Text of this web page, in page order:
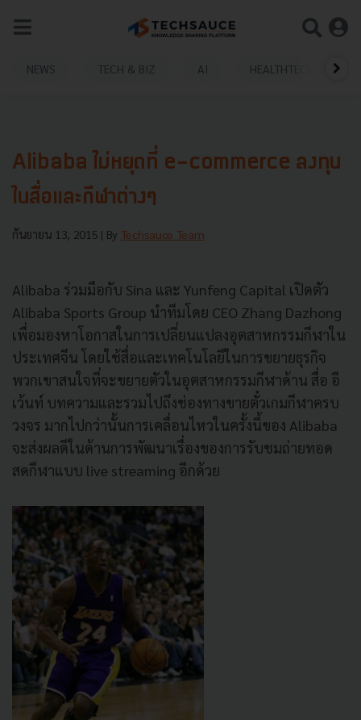
NEWS TECH & BIZ AI HEALTHTECH
Alibaba ไม่หยุดที่ e-commerce ลงทุน
ในสื่อและกีฬาต่างๆ
กันยายน 13, 2015 | By Techsauce Team
Alibaba ร่วมมือกับ Sina และ Yunfeng Capital เปิดตัว
Alibaba Sports Group นำทีมโดย CEO Zhang Dazhong
เพื่อมองหาโอกาสในการเปลี่ยนแปลงอุตสาหกรรมกีฬาใน
ประเทศจีน โดยใช้สื่อและเทคโนโลยีในการขยายธุรกิจ
พวกเขาสนใจที่จะขยายตัวในอุตสาหกรรมกีฬาด้าน สื่อ อี
เว้นท์ บทความและรวมไปถึงช่องทางขายตั๋วเกมกีฬาครบ
วงจร มากไปกว่านั้นการเคลื่อนไหวในครั้งนี้ของ Alibaba
จะส่งผลดีในด้านการพัฒนาเรื่องของการรับชมถ่ายทอด
สดกีฬาแบบ live streaming อีกด้วย